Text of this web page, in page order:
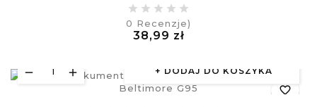
0 Recenzje)
38,99 złCena
DODAJ DO KOSZYKA
favorite_border